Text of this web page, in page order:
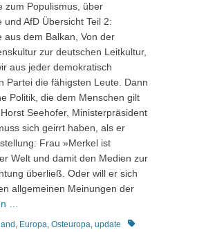
zum Populismus, über
und AfD Übersicht Teil 2:
aus dem Balkan, Von der
zur deutschen Leitkultur,
aus jeder demokratisch
Partei die fähigsten Leute. Dann
Politik, die dem Menschen gilt
Seehofer, Ministerpräsident
sich geirrt haben, als er
Frau »Merkel ist
Welt und damit den Medien zur
überließ. Oder will er sich
allgemeinen Meinungen der
…
, Europa, Osteuropa, update
Schlagworte